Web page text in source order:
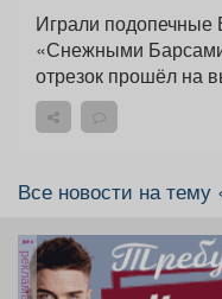
Играли подопечные
«Снежными Барсами» из
отрезок прошёл на
Все новости на тему
реклама